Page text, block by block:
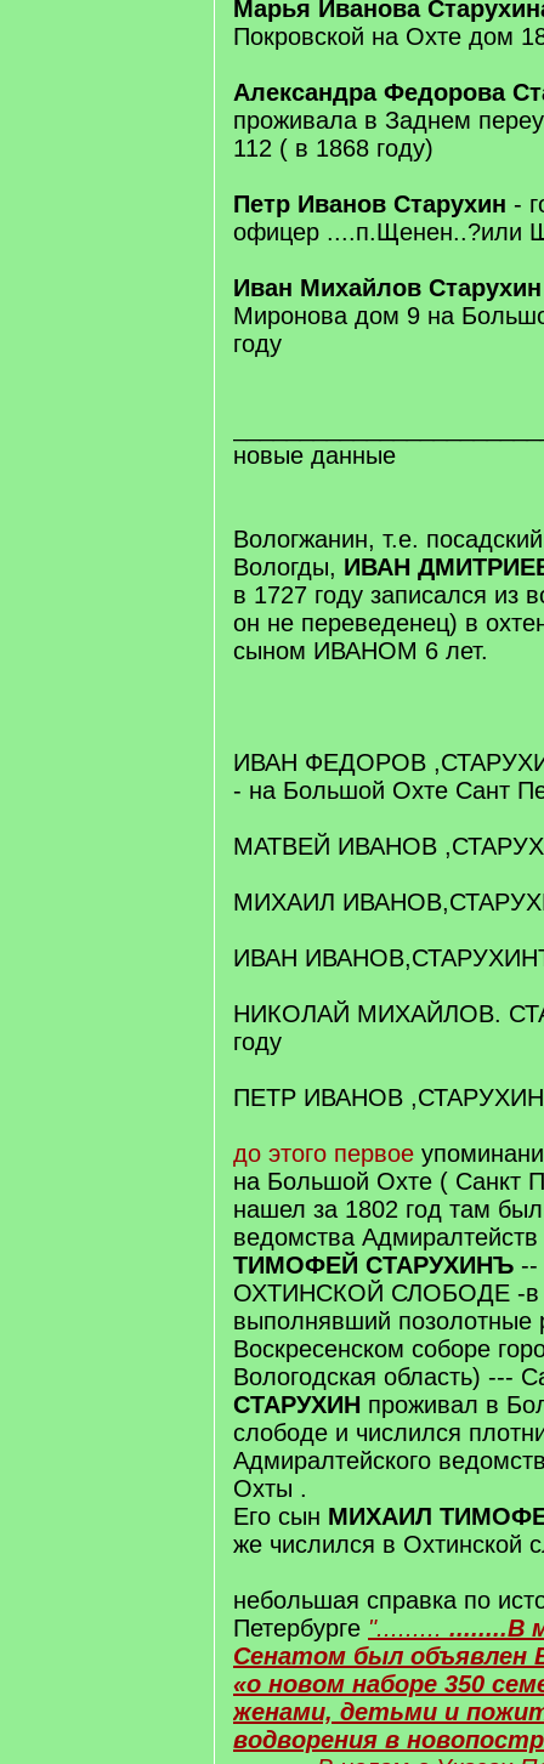
Марья Иванова
Покровской на Охте дом
Александра Федорова
проживала в Заднем
112 ( в 1868 году)
Петр Иванов Старухин -
офицер ....п.Щенен..?или
Иван Михайлов
Миронова дом 9 на
году
новые данные
Вологжанин, т.е.
Вологды, ИВАН
в 1727 году записался из
он не переведенец) в
сыном ИВАНОМ 6 лет.
ИВАН ФЕДОРОВ
- на Большой Охте Сант
МАТВЕЙ ИВАНОВ
МИХАИЛ
ИВАН
НИКОЛАЙ МИХАЙЛОВ.
году
ПЕТР ИВАНОВ
до этого первое
на Большой Охте ( Санкт
нашел за 1802 год там
ведомства Адмиралтейств
ТИМОФЕЙ СТАРУХИНЪ --
ОХТИНСКОЙ СЛОБОДЕ -в
выполнявший позолотные
Воскресенском соборе
Вологодская область) ---
СТАРУХИН проживал в
слободе и числился
Адмиралтейского
Охты .
Его сын МИХАИЛ
же числился в Охтинской
небольшая справка по
Петербурге "......... ........В
Сенатом был объявлен
«о новом наборе 350
женами, детьми и
водворения в